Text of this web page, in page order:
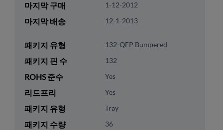
마지막 구매 1-12-2012
마지막 배송 12-1-2013
패키지 유형 132-QFP Bumpered
패키지 핀 수 132
ROHS 준수 Yes
리드프리 Yes
패키지 유형 Tray
패키지 수량 36